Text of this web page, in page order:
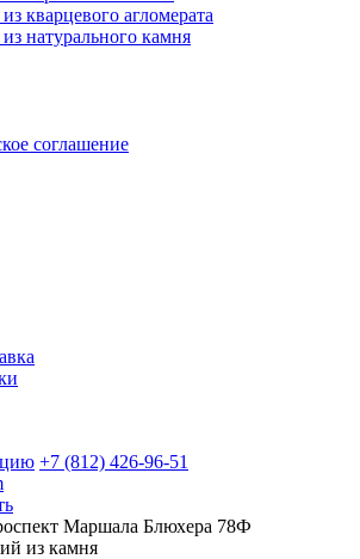
кварцевого агломерата
натурального камня
соглашение
+7 (812) 426-96-51
Маршала Блюхера 78Ф
из камня